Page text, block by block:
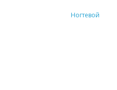
Ногтевой